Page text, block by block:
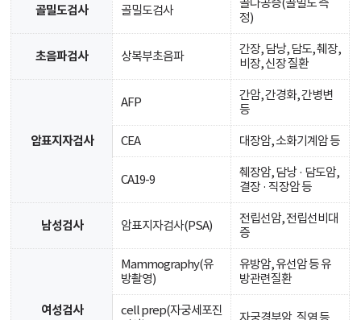
골밀도검사 골밀도검사
정)
초음파검사 상복부초음파
간장, 담낭, 담도, 췌장,
비장, 신장 질환
암표지자검사
AFP
간암, 간경화, 간병변
등
CEA 대장암, 소화기계암 등
CA19-9
췌장암, 담낭 · 담도암,
결장 · 직장암 등
남성검사 암표지자검사(PSA)
전립선암, 전립선비대
증
여성검사
Mammography(유
방촬영)
유방암, 유선암 등 유
방관련질환
cell prep(자궁세포진